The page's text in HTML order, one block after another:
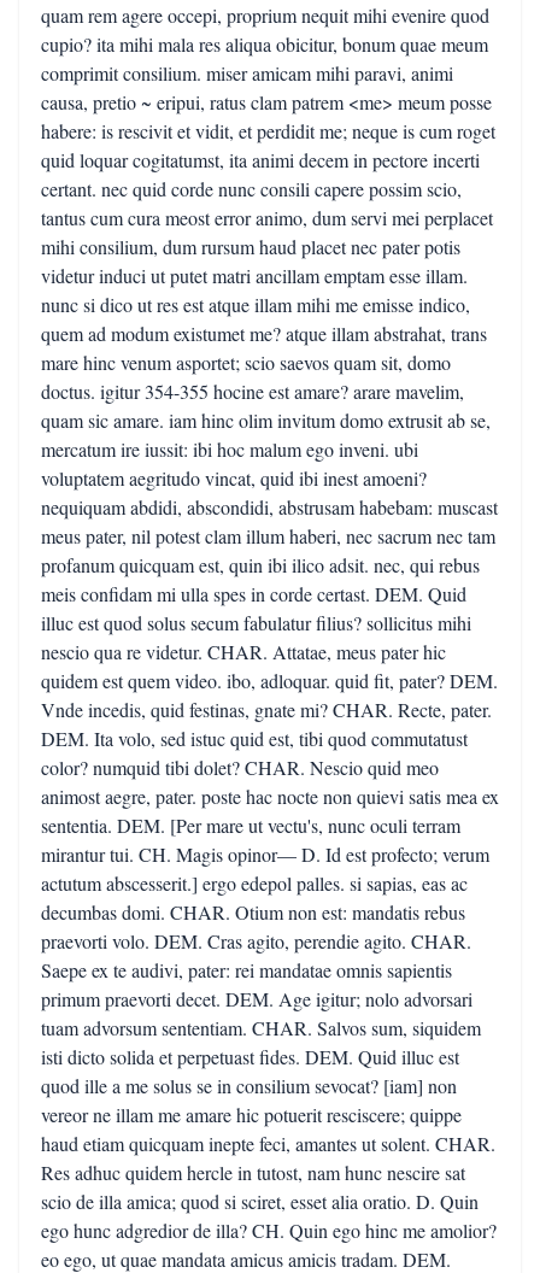
quam rem agere occepi, proprium nequit mihi evenire quod
cupio? ita mihi mala res aliqua obicitur, bonum quae meum
comprimit consilium. miser amicam mihi paravi, animi
causa, pretio ~ eripui, ratus clam patrem <me> meum posse
habere: is rescivit et vidit, et perdidit me; neque is cum roget
quid loquar cogitatumst, ita animi decem in pectore incerti
certant. nec quid corde nunc consili capere possim scio,
tantus cum cura meost error animo, dum servi mei perplacet
mihi consilium, dum rursum haud placet nec pater potis
videtur induci ut putet matri ancillam emptam esse illam.
nunc si dico ut res est atque illam mihi me emisse indico,
quem ad modum existumet me? atque illam abstrahat, trans
mare hinc venum asportet; scio saevos quam sit, domo
doctus. igitur 354-355 hocine est amare? arare mavelim,
quam sic amare. iam hinc olim invitum domo extrusit ab se,
mercatum ire iussit: ibi hoc malum ego inveni. ubi
voluptatem aegritudo vincat, quid ibi inest amoeni?
nequiquam abdidi, abscondidi, abstrusam habebam: muscast
meus pater, nil potest clam illum haberi, nec sacrum nec tam
profanum quicquam est, quin ibi ilico adsit. nec, qui rebus
meis confidam mi ulla spes in corde certast. DEM. Quid
illuc est quod solus secum fabulatur filius? sollicitus mihi
nescio qua re videtur. CHAR. Attatae, meus pater hic
quidem est quem video. ibo, adloquar. quid fit, pater? DEM.
Vnde incedis, quid festinas, gnate mi? CHAR. Recte, pater.
DEM. Ita volo, sed istuc quid est, tibi quod commutatust
color? numquid tibi dolet? CHAR. Nescio quid meo
animost aegre, pater. poste hac nocte non quievi satis mea ex
sententia. DEM. [Per mare ut vectu's, nunc oculi terram
mirantur tui. CH. Magis opinor— D. Id est profecto; verum
actutum abscesserit.] ergo edepol palles. si sapias, eas ac
decumbas domi. CHAR. Otium non est: mandatis rebus
praevorti volo. DEM. Cras agito, perendie agito. CHAR.
Saepe ex te audivi, pater: rei mandatae omnis sapientis
primum praevorti decet. DEM. Age igitur; nolo advorsari
tuam advorsum sententiam. CHAR. Salvos sum, siquidem
isti dicto solida et perpetuast fides. DEM. Quid illuc est
quod ille a me solus se in consilium sevocat? [iam] non
vereor ne illam me amare hic potuerit resciscere; quippe
haud etiam quicquam inepte feci, amantes ut solent. CHAR.
Res adhuc quidem hercle in tutost, nam hunc nescire sat
scio de illa amica; quod si sciret, esset alia oratio. D. Quin
ego hunc adgredior de illa? CH. Quin ego hinc me amolior?
eo ego, ut quae mandata amicus amicis tradam. DEM.